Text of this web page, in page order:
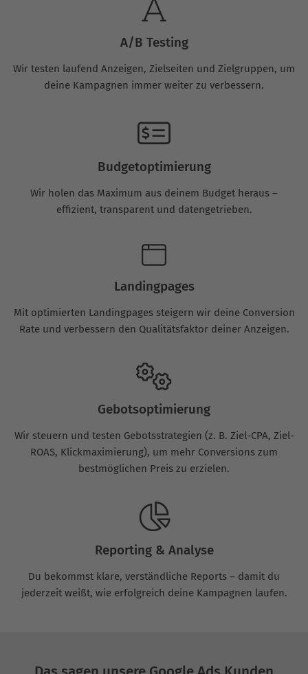
A/B Testing
Wir testen laufend Anzeigen, Zielseiten und Zielgruppen, um
deine Kampagnen immer weiter zu verbessern.
Budgetoptimierung
Wir holen das Maximum aus deinem Budget heraus –
effizient, transparent und datengetrieben.
Landingpages
Mit optimierten Landingpages steigern wir deine Conversion
Rate und verbessern den Qualitätsfaktor deiner Anzeigen.
Gebotsoptimierung
Wir steuern und testen Gebotsstrategien (z. B. Ziel-CPA, Ziel-
ROAS, Klickmaximierung), um mehr Conversions zum
bestmöglichen Preis zu erzielen.
Reporting & Analyse
Du bekommst klare, verständliche Reports – damit du
jederzeit weißt, wie erfolgreich deine Kampagnen laufen.